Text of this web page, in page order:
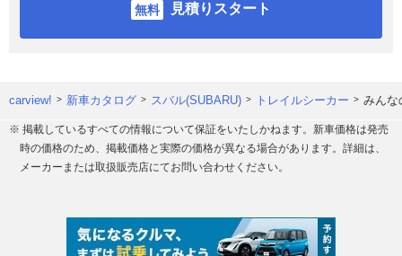
見積りスタート
carview! 新車カタログ スバル(SUBARU) トレイルシーカー みんな
※ 掲載しているすべての情報について保証をいたしかねます。新車価格は発売
時の価格のため、掲載価格と実際の価格が異なる場合があります。詳細は、
メーカーまたは取扱販売店にてお問い合わせください。